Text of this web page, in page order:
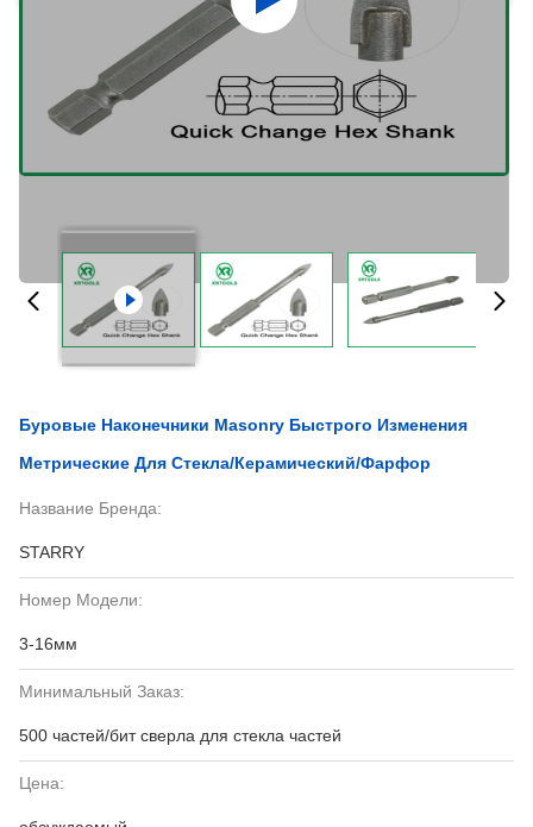
Буровые Наконечники Masonry Быстрого Изменения
Метрические Для Стекла/керамический/фарфор
Название Бренда:
STARRY
Номер Модели:
3-16мм
Минимальный Заказ:
500 частей/бит сверла для стекла частей
Цена: